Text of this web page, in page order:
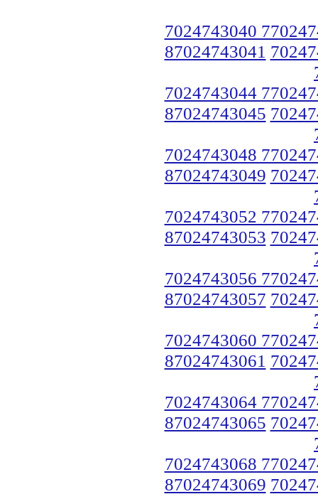
7024743040
87024743041
7024743044
87024743045
7024743048
87024743049
7024743052
87024743053
7024743056
87024743057
7024743060
87024743061
7024743064
87024743065
7024743068
87024743069